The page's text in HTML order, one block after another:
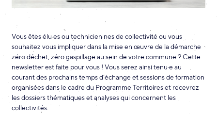
Vous êtes élu·es ou technicien·nes de collectivité ou vous
souhaitez vous impliquer dans la mise en œuvre de la démarche
zéro déchet, zéro gaspillage au sein de votre commune ? Cette
newsletter est faite pour vous ! Vous serez ainsi tenu·e au
courant des prochains temps d’échange et sessions de formation
organisées dans le cadre du Programme Territoires et recevrez
les dossiers thématiques et analyses qui concernent les
collectivités.